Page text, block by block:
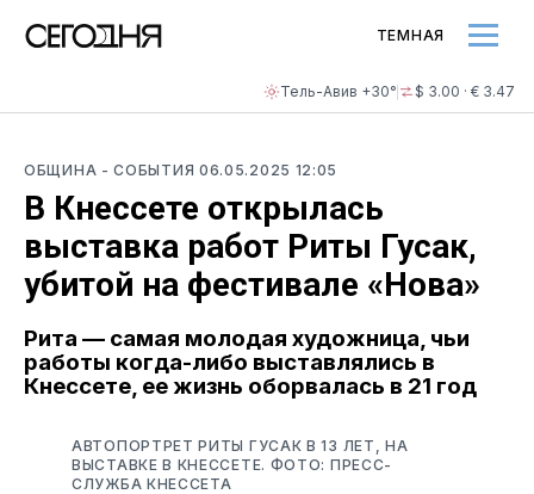
Тель-Авив +30° $ 3.00 · € 3.47
ТЕМНАЯ
ОБЩИНА - СОБЫТИЯ 06.05.2025 12:05
В Кнессете открылась
выставка работ Риты Гусак,
убитой на фестивале «Нова»
Рита — самая молодая художница, чьи
работы когда-либо выставлялись в
Кнессете, ее жизнь оборвалась в 21 год
АВТОПОРТРЕТ РИТЫ ГУСАК В 13 ЛЕТ, НА
ВЫСТАВКЕ В КНЕССЕТЕ. ФОТО: ПРЕСС-
СЛУЖБА КНЕССЕТА